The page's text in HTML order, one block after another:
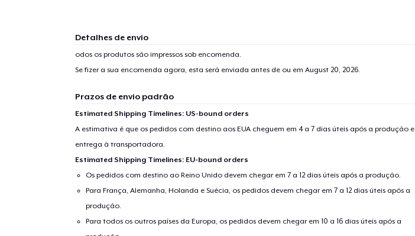
Detalhes de envio
odos os produtos são impressos sob encomenda.
Se fizer a sua encomenda agora, esta será enviada antes de ou em August 20, 2026.
Prazos de envio padrão
Estimated Shipping Timelines: US-bound orders
A estimativa é que os pedidos com destino aos EUA cheguem em 4 a 7 dias úteis após a produção e
entrega à transportadora.
Estimated Shipping Timelines: EU-bound orders
Os pedidos com destino ao Reino Unido devem chegar em 7 a 12 dias úteis após a produção.
Para França, Alemanha, Holanda e Suécia, os pedidos devem chegar em 7 a 12 dias úteis após a
produção.
Para todos os outros países da Europa, os pedidos devem chegar em 10 a 16 dias úteis após a